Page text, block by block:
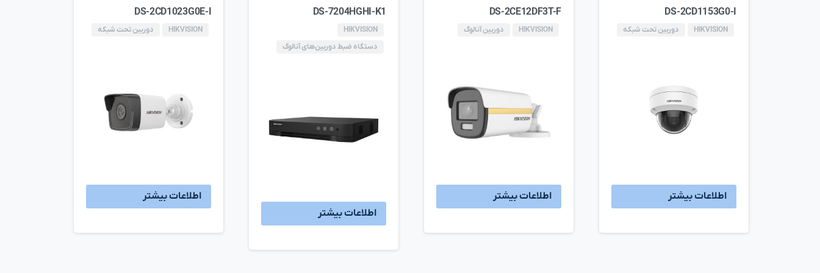
DS-2CD1153G0-I
HIKVISION دوربین تحت شبکه
اطلاعات بیشتر
DS-2CE12DF3T-F
HIKVISION دوربین آنالوگ
اطلاعات بیشتر
DS-7204HGHI-K1
HIKVISION
دستگاه ضبط دوربین‌های آنالوگ
اطلاعات بیشتر
DS-2CD1023G0E-I
HIKVISION دوربین تحت شبکه
اطلاعات بیشتر